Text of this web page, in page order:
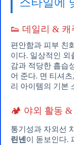
👟 데일리 & 캐
편안함과 피부 친
이다. 일상적인 외
감과 적당한 흡습
어 준다. 면 티셔
리 아이템의 기본
🏕️ 야외 활동 &
통기성과 자외선
린넨 이 돋보인다.